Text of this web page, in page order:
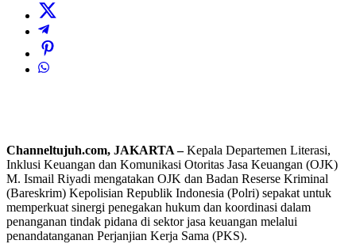
Channeltujuh.com, JAKARTA –Kepala Departemen Literasi,
Inklusi Keuangan dan Komunikasi Otoritas Jasa Keuangan (OJK)
M. Ismail Riyadi mengatakan OJK dan Badan Reserse Kriminal
(Bareskrim) Kepolisian Republik Indonesia (Polri) sepakat untuk
memperkuat sinergi penegakan hukum dan koordinasi dalam
penanganan tindak pidana di sektor jasa keuangan melalui
penandatanganan Perjanjian Kerja Sama (PKS).